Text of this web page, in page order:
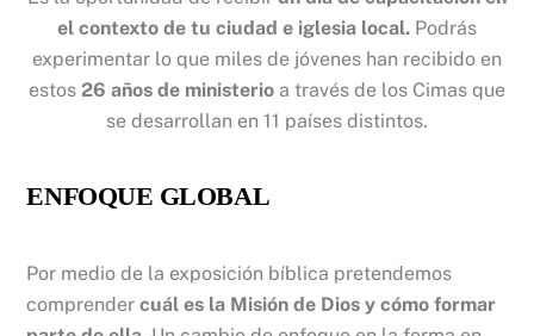
el contexto de tu ciudad e iglesia local. Podrás
experimentar lo que miles de jóvenes han recibido en
estos 26 años de ministerio a través de los Cimas que
se desarrollan en 11 países distintos.
ENFOQUE GLOBAL
Por medio de la exposición bíblica pretendemos
comprendercuál es la Misión de Dios y cómo formar